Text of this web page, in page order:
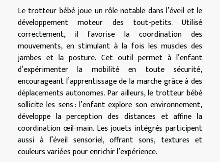
Le trotteur bébé joue un rôle notable dans l’éveil et le
développement moteur des tout-petits. Utilisé
correctement, il favorise la coordination des
mouvements, en stimulant à la fois les muscles des
jambes et la posture. Cet outil permet à l’enfant
d’expérimenter la mobilité en toute sécurité,
encourageant l’apprentissage de la marche grâce à des
déplacements autonomes. Par ailleurs, le trotteur bébé
sollicite les sens : l’enfant explore son environnement,
développe la perception des distances et affine la
coordination œil-main. Les jouets intégrés participent
aussi à l’éveil sensoriel, offrant sons, textures et
couleurs variées pour enrichir l’expérience.